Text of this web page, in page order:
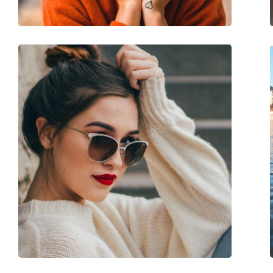
Balama flexibilă:
Nu
Accesorii
Suport:
Nu
Lavetă pentru curățat:
Altele
Unisex
Categorie:
Ochelari de soare
Brand:
Polaroid
Utilizare:
Modă
Cod:
PLD 2088/S OVK
Disponibil si cu dioptrii:
Nu